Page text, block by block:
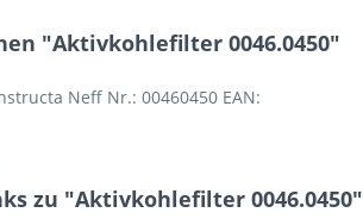
"Aktivkohlefilter 0046.0450"
Neff Nr.: 00460450 EAN:
zu "Aktivkohlefilter 0046.0450"